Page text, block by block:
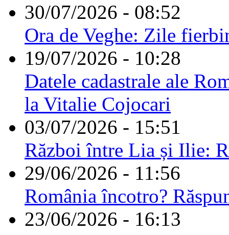
30/07/2026 - 08:52
Ora de Veghe: Zile
19/07/2026 - 10:28
Datele cadastrale ale
la Vitalie Cojocari
03/07/2026 - 15:51
Război între Lia și Ilie:
29/06/2026 - 11:56
România încotro?
23/06/2026 - 16:13